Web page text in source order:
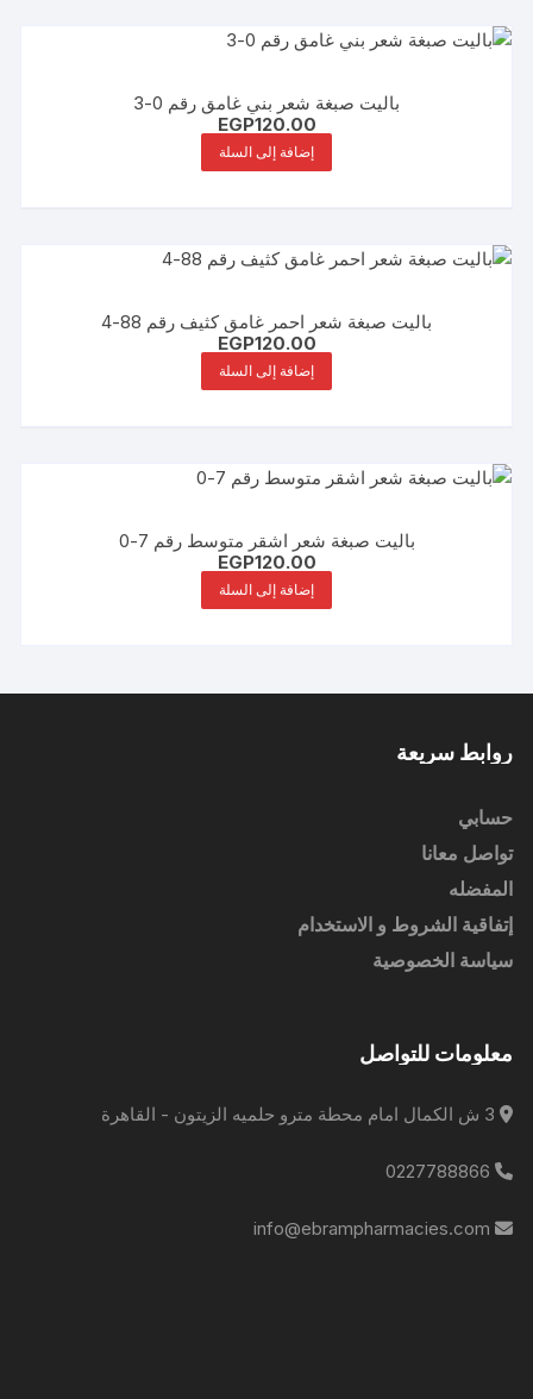
باليت صبغة شعر بني غامق رقم 0-3
EGP120.00
إضافة إلى السلة
باليت صبغة شعر احمر غامق كثيف رقم 88-4
EGP120.00
إضافة إلى السلة
باليت صبغة شعر اشقر متوسط رقم 7-0
EGP120.00
إضافة إلى السلة
روابط سريعة
حسابي
تواصل معانا
المفضله
إتفاقية الشروط و الاستخدام
سياسة الخصوصية
معلومات للتواصل